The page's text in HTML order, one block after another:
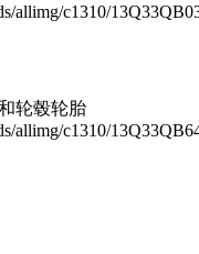
allimg/c1310/
轮毂轮胎
allimg/c1310/